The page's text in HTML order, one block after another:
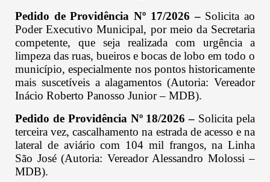
Pedido de Providência Nº 17/2026 –Solicita ao
Poder Executivo Municipal, por meio da Secretaria
competente, que seja realizada com urgência a
limpeza das ruas, bueiros e bocas de lobo em todo o
município, especialmente nos pontos historicamente
mais suscetíveis a alagamentos (Autoria: Vereador
Inácio Roberto Panosso Junior – MDB).
Pedido de Providência Nº 18/2026 – Solicita pela
terceira vez, cascalhamento na estrada de acesso e na
lateral de aviário com 104 mil frangos, na Linha
São José (Autoria: Vereador Alessandro Molossi –
MDB).